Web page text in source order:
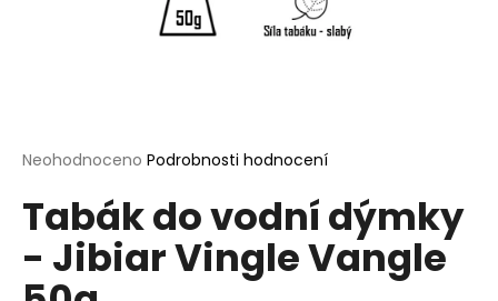
Průměrné
produktu
z
5
Neohodnoceno Podrobnosti hodnocení
Tabák do vodní dýmky
- Jibiar Vingle Vangle
HLEDAT